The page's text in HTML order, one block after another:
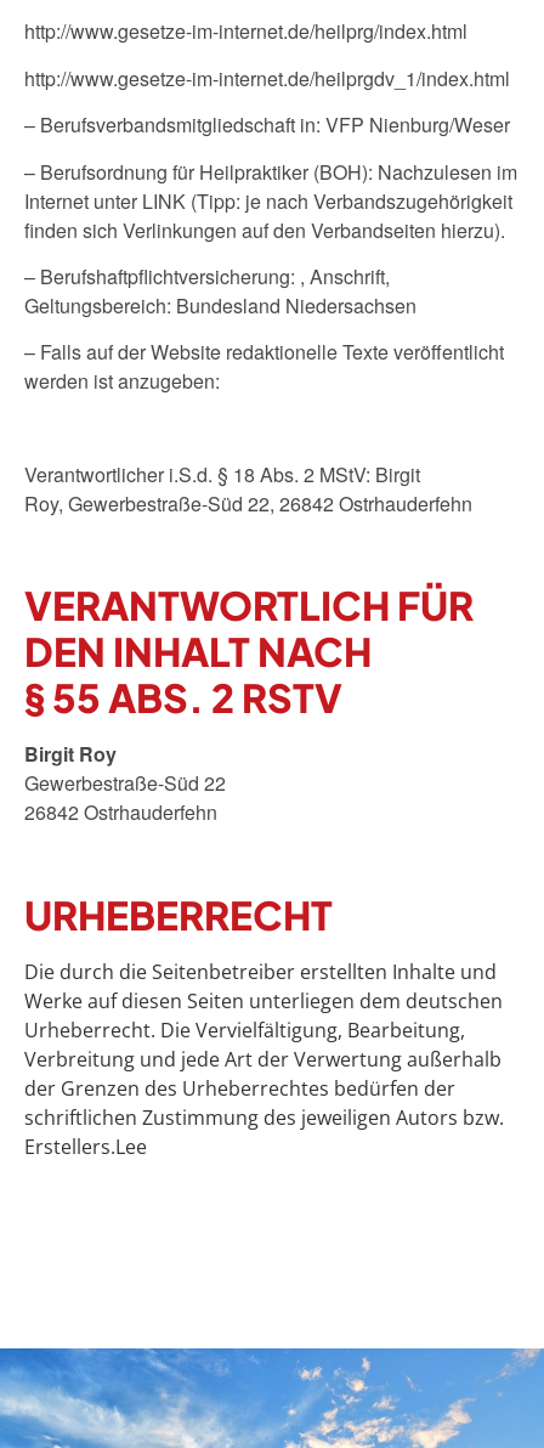
http://www.gesetze-im-internet.de/heilprg/index.html
http://www.gesetze-im-internet.de/heilprgdv_1/index.html
– Berufsverbandsmitgliedschaft in: VFP Nienburg/Weser
– Berufsordnung für Heilpraktiker (BOH): Nachzulesen im
Internet unter LINK (Tipp: je nach Verbandszugehörigkeit
finden sich Verlinkungen auf den Verbandseiten hierzu).
– Berufshaftpflichtversicherung: , Anschrift,
Geltungsbereich: Bundesland Niedersachsen
– Falls auf der Website redaktionelle Texte veröffentlicht
werden ist anzugeben:
Verantwortlicher i.S.d. § 18 Abs. 2 MStV: Birgit
Roy, Gewerbestraße-Süd 22, 26842 Ostrhauderfehn
VERANTWORTLICH FÜR
DEN INHALT NACH
§ 55 ABS. 2 RSTV
Birgit Roy
Gewerbestraße-Süd 22
26842 Ostrhauderfehn
URHEBERRECHT
Die durch die Seitenbetreiber erstellten Inhalte und
Werke auf diesen Seiten unterliegen dem deutschen
Urheberrecht. Die Vervielfältigung, Bearbeitung,
Verbreitung und jede Art der Verwertung außerhalb
der Grenzen des Urheberrechtes bedürfen der
schriftlichen Zustimmung des jeweiligen Autors bzw.
Erstellers.Lee